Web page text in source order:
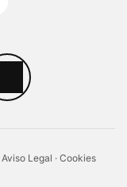
Aviso Legal · Cookies